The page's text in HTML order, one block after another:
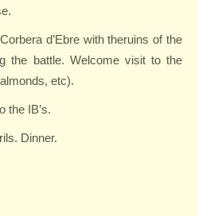
d’Ebre with theruins of the
the battle. Welcome visit to the
etc).
the IB’s.
Dinner.